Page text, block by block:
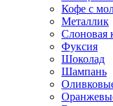
Кофе с
Металлик
Слоновая
Фуксия
Шоколад
Шампань